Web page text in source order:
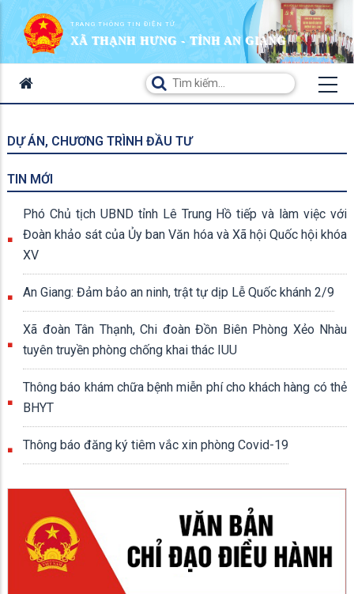
TRANG THÔNG TIN ĐIỆN TỬ
XÃ THẠNH HƯNG - TỈNH AN GIANG
DỰ ÁN, CHƯƠNG TRÌNH ĐẦU TƯ
TIN MỚI
Phó Chủ tịch UBND tỉnh Lê Trung Hồ tiếp và làm việc với
Đoàn khảo sát của Ủy ban Văn hóa và Xã hội Quốc hội khóa
XV
An Giang: Đảm bảo an ninh, trật tự dịp Lễ Quốc khánh 2/9
Xã đoàn Tân Thạnh, Chi đoàn Đồn Biên Phòng Xẻo Nhàu
tuyên truyền phòng chống khai thác IUU
Thông báo khám chữa bệnh miễn phí cho khách hàng có thẻ
BHYT
Thông báo đăng ký tiêm vắc xin phòng Covid-19